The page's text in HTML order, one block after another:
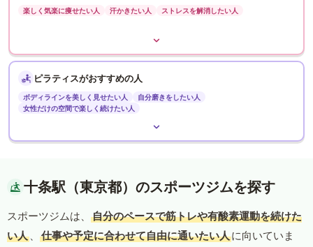
楽しく気楽に痩せたい人 汗かきたい人 ストレスを解消したい人
ピラティスがおすすめの人
ボディラインを美しく見せたい人
自分磨きをしたい人
女性だけの空間で楽しく続けたい人
十条駅（東京都）のスポーツジムを探す
スポーツジムは、
自分のペースで筋トレや有酸素運動を続けた
い人 、 仕事や予定に合わせて自由に通いたい人に向いていま